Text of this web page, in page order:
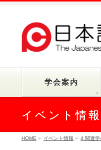
学会案内
イベント情報
HOME » イベント情報 » 4 関連学